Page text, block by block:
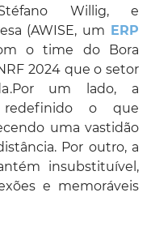
Willig, e
(AWISE, um ERP
o time do Bora
2024 que o setor
um lado, a
o que
uma vastidão
Por outro, a
insubstituível,
e memoráveis